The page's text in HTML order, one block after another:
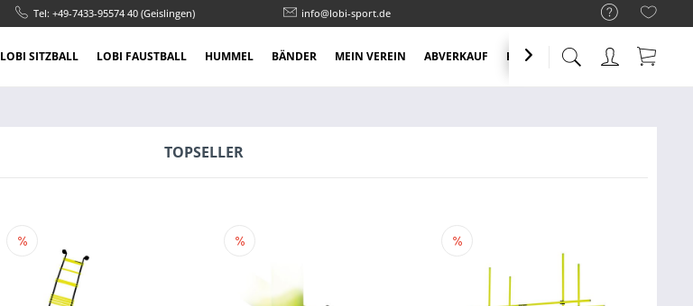
Tel: +49-7433-95574 40 (Geislingen) info@lobi-sport.de
LOBI SITZBALL LOBI FAUSTBALL HUMMEL BÄNDER MEIN VEREIN ABVERKAUF KNALLER ANGEBOTE

TOPSELLER